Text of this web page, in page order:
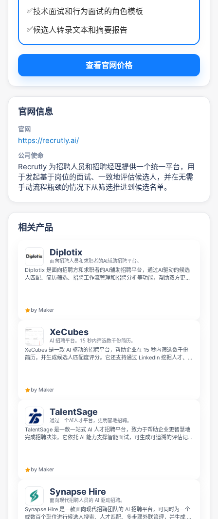
✅技术面试和行为面试的角色模板
✅候选人转录文本和摘要报告
查看官网价格
官网信息
官网
https://recrutly.ai/
公司使命
Recrutly 为招聘人员和招聘经理提供一个统一平台，用
于发起基于岗位的面试、一致地评估候选人，并在无需
手动流程瓶颈的情况下从筛选推进到候选名单。
相关产品
Diplotix
面向招聘人员和求职者的AI辅助招聘平台。
Diplotix 是面向招聘方和求职者的AI辅助招聘平台，通过AI驱动的候选
人匹配、简历筛选、招聘工作流管理和招聘分析等功能，帮助双方更高
by Maker
XeCubes
AI 招聘平台。15 秒内筛选数千份简历。
XeCubes 是一款 AI 驱动的招聘平台，帮助企业在 15 秒内筛选数千份
简历，并生成候选人匹配度评分。它还支持通过 LinkedIn 挖掘人才、自
by Maker
TalentSage
通过一个AI人才平台，更明智地招聘。
TalentSage 是一款一站式 AI 人才招聘平台，致力于帮助企业更智慧地
完成招聘决策。它依托 AI 能力支撑智能面试，可生成可追溯的评估记
by Maker
Synapse Hire
面向现代招聘人员的 AI 驱动招聘。
Synapse Hire 是一款面向现代招聘团队的 AI 招聘平台，可同时为一个
或数百个职位进行候选人搜索、人才匹配、多步骤外联管理，并生成 AI